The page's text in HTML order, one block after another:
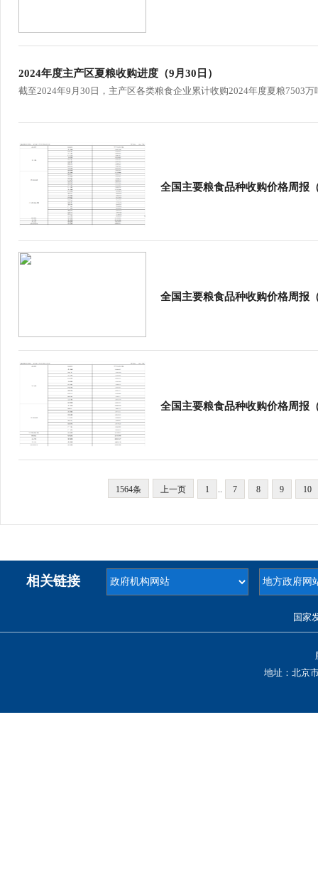
2024年度主产区夏粮收购进度（9月30日）
截至2024年9月30日，主产区各类粮食企业累计收购2024年度夏粮7503
全国主要粮食品种收购价格周报
全国主要粮食品种收购价格周报
全国主要粮食品种收购价格周报
1564条 上一页 1 .. 7 8 9 10
相关链接
国家
地址：北京